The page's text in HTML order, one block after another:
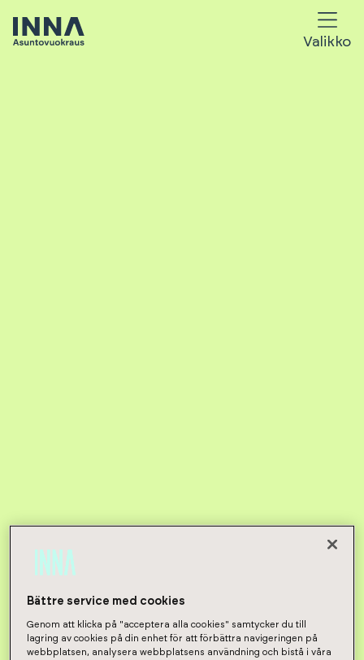
Valikko
Bättre service med cookies
Genom att klicka på "acceptera alla cookies" samtycker du till
lagring av cookies på din enhet för att förbättra navigeringen på
webbplatsen, analysera webbplatsens användning och bistå i våra